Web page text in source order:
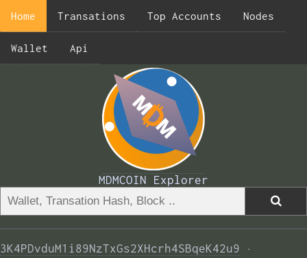
Home Transations Top Accounts Nodes
Wallet Api
MDMCOIN Explorer
3K4PDvduM1i89NzTxGs2XHcrh4SBqeK42u9
·